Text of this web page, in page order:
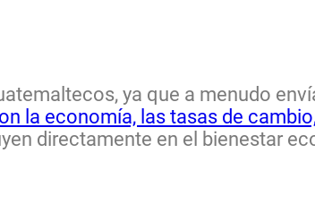
ya que a menudo
la economía, las tasas de
directamente en el bienestar